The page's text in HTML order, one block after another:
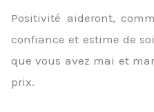
Positivité aideront,
confiance et estime de
que vous avez mai et
prix.